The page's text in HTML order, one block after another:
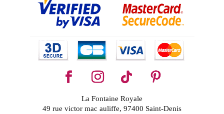
La Fontaine Royale
49 rue victor mac auliffe, 97400 Saint-Denis